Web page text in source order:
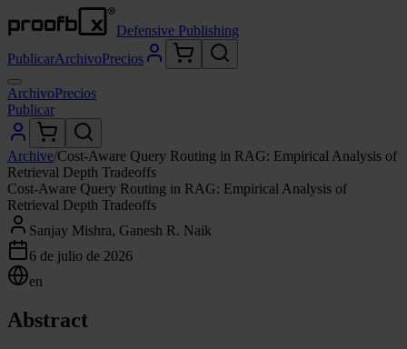
Defensive Publishing
PublicarArchivoPrecios
ArchivoPrecios
Publicar
Archive/Cost-Aware Query Routing in RAG: Empirical Analysis of
Retrieval Depth Tradeoffs
Cost-Aware Query Routing in RAG: Empirical Analysis of
Retrieval Depth Tradeoffs
Sanjay Mishra, Ganesh R. Naik
6 de julio de 2026
en
Abstract